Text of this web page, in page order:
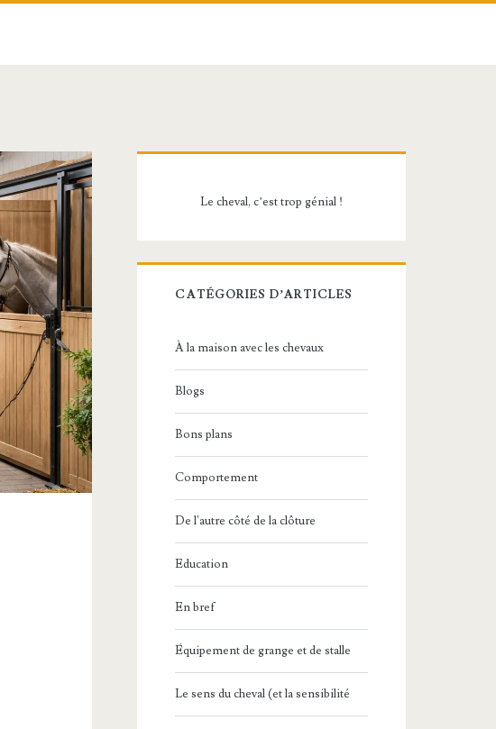
latérale
principale
Le cheval, c’est trop génial !
CATÉGORIES D’ARTICLES
À la maison avec les chevaux
Blogs
Bons plans
Comportement
De l'autre côté de la clôture
Education
En bref
Équipement de grange et de stalle
Le sens du cheval (et la sensibilité